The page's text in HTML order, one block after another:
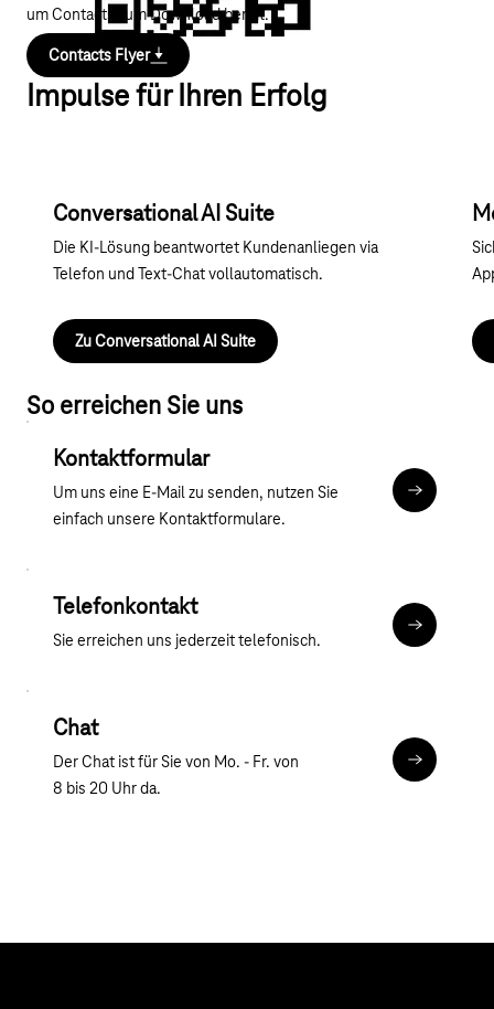
um Contacts zum Download bereit.
Contacts Flyer
Impulse für Ihren Erfolg
Conversational AI Suite
Die KI-Lösung beantwortet Kundenanliegen via
Telefon und Text-Chat vollautomatisch.
Zu Conversational AI Suite
So erreichen Sie uns
Kontaktformular
Um uns eine E-Mail zu senden, nutzen Sie
einfach unsere Kontaktformulare.
Telefonkontakt
Sie erreichen uns jederzeit telefonisch. Mehr zum
Chat
Der Chat ist für Sie von Mo. - Fr. von
8 bis 20 Uhr da.
Chat